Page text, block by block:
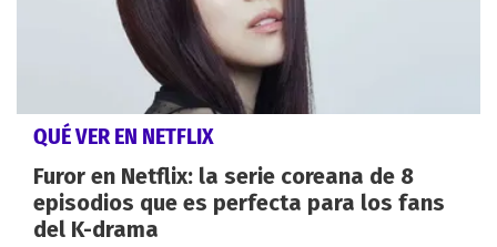
QUÉ VER EN NETFLIX
Furor en Netflix: la serie coreana de 8
episodios que es perfecta para los fans
del K-drama